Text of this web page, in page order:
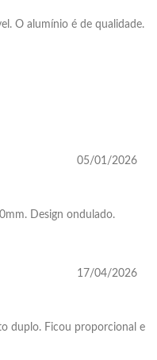
O alumínio é de qualidade.
05/01/2026
Design ondulado.
17/04/2026
duplo. Ficou proporcional e